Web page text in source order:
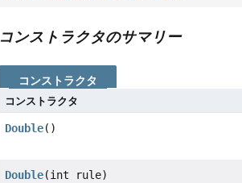
コンストラクタのサマリー
コンストラクタ
コンストラクタ
Double()
Double(int rule)